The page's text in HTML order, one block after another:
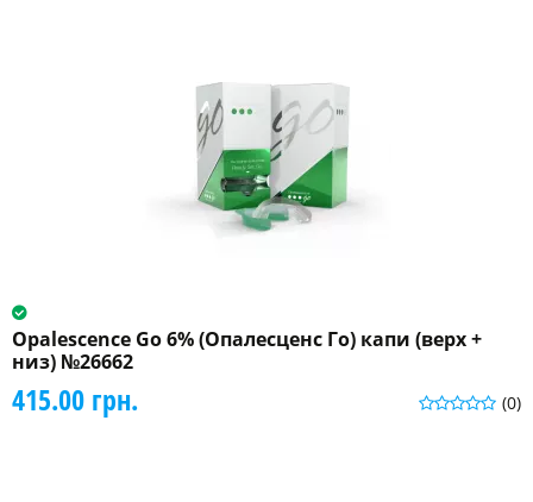
Opalescence Go 6% (Опалесценс Го) капи (верх +
низ) №26662
(0)
415.00 грн.